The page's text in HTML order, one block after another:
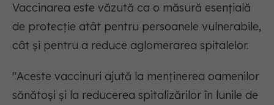
Vaccinarea este văzută ca o măsură esențială
de protecție atât pentru persoanele vulnerabile,
cât și pentru a reduce aglomerarea spitalelor.
"Aceste vaccinuri ajută la menținerea oamenilor
sănătoși și la reducerea spitalizărilor în lunile de